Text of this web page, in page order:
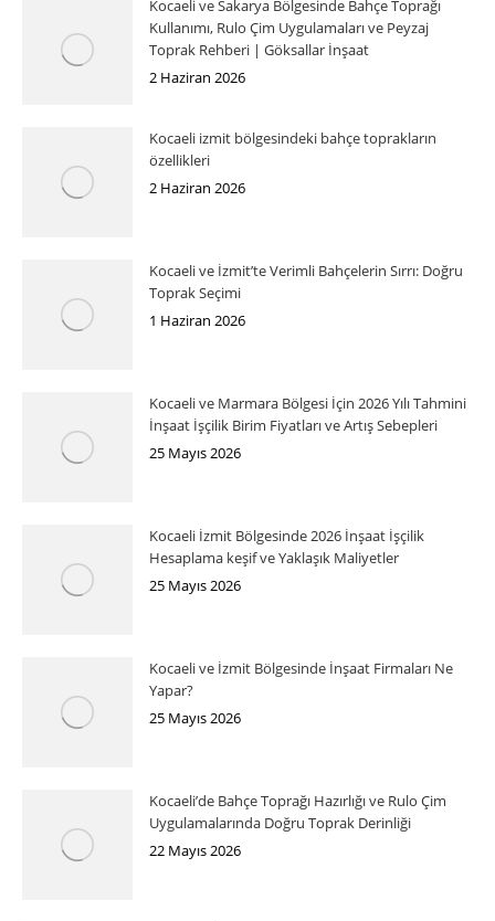
Kocaeli ve Sakarya Bölgesinde Bahçe Toprağı
Kullanımı, Rulo Çim Uygulamaları ve Peyzaj
Toprak Rehberi | Göksallar İnşaat
2 Haziran 2026
Kocaeli izmit bölgesindeki bahçe toprakların
özellikleri
2 Haziran 2026
Kocaeli ve İzmit’te Verimli Bahçelerin Sırrı: Doğru
Toprak Seçimi
1 Haziran 2026
Kocaeli ve Marmara Bölgesi İçin 2026 Yılı Tahmini
İnşaat İşçilik Birim Fiyatları ve Artış Sebepleri
25 Mayıs 2026
Kocaeli İzmit Bölgesinde 2026 İnşaat İşçilik
Hesaplama keşif ve Yaklaşık Maliyetler
25 Mayıs 2026
Kocaeli ve İzmit Bölgesinde İnşaat Firmaları Ne
Yapar?
25 Mayıs 2026
Kocaeli’de Bahçe Toprağı Hazırlığı ve Rulo Çim
Uygulamalarında Doğru Toprak Derinliği
22 Mayıs 2026